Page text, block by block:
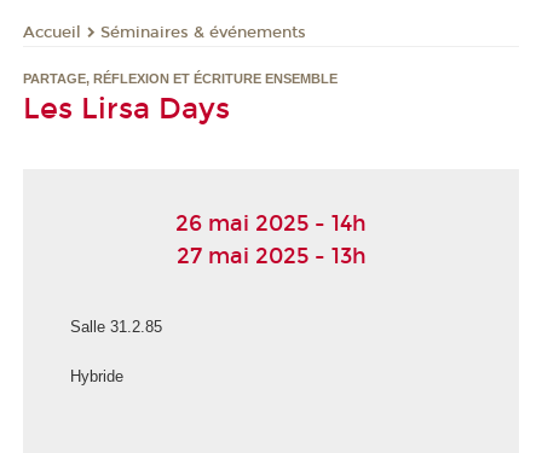
Accueil Séminaires & événements
PARTAGE, RÉFLEXION ET ÉCRITURE ENSEMBLE
Les Lirsa Days
26 mai 2025 - 14h
27 mai 2025 - 13h
Salle 31.2.85
Hybride